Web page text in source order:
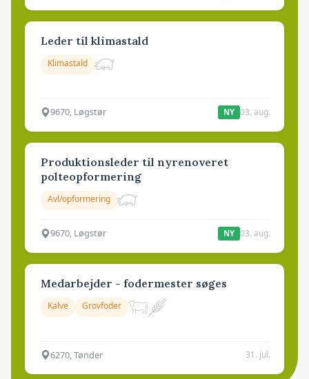
Leder til klimastald
Klimastald
9670, Løgstør NY 03. aug.
Produktionsleder til nyrenoveret
polteopformering
Avl/opformering
9670, Løgstør NY 03. aug.
Medarbejder - fodermester søges
Kalve Grovfoder
6270, Tønder 31. jul.